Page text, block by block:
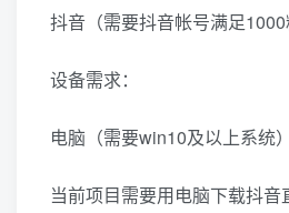
抖音（需要抖音帐号满足1000
设备需求：
电脑（需要win10及以上系统）
当前项目需要用电脑下载抖音